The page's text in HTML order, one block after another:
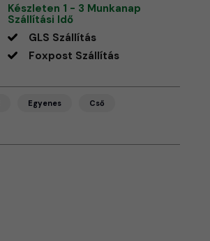
Készleten 1 - 3 Munkanap
Szállítási Idő
GLS Szállítás
Foxpost Szállítás
Egyenes Cső